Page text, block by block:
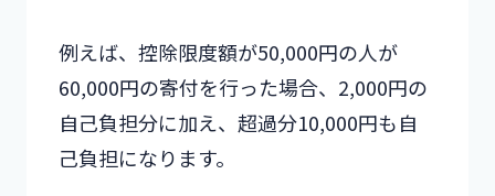
例えば、控除限度額が50,000円の人が
60,000円の寄付を行った場合、2,000円の
自己負担分に加え、超過分10,000円も自
己負担になります。